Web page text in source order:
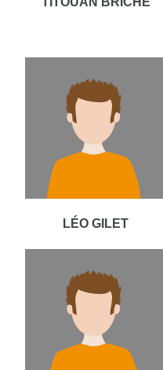
LÉO GILET